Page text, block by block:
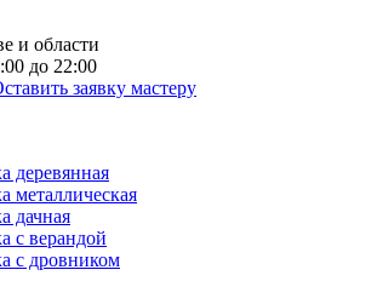
и области
до 22:00
заявку мастеру
деревянная
металлическая
дачная
с верандой
с дровником